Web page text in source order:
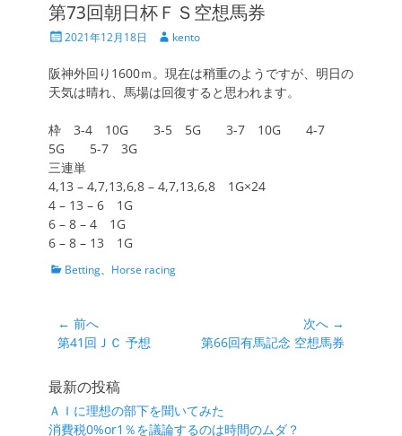
第73回朝日杯ＦＳ空想馬券
投
日
2021年12月18日
投
者
kento
阪神外回り1600ｍ。現在は稍重のようですが、明日の
天気は晴れ、馬場は回復すると思われます。
枠 3-4 10G 3-5 5G 3-7 10G 4-7
5G 5-7 3G
三連単
4,13 – 4,7,13,6,8 – 4,7,13,6,8 1G×24
4 – 13 – 6 1G
6 – 8 – 4 1G
6 – 8 – 13 1G
カ Betting、 Horse racing
投
稿
ビ
ゲ
← 前へ
前
投
稿:
第41回ＪＣ 予想
次へ →
次
第66回有馬記念 空想馬券
最新の投稿
ＡＩに理想の部下を聞いてみた
消費税0%or1％を議論するのは時間のムダ？